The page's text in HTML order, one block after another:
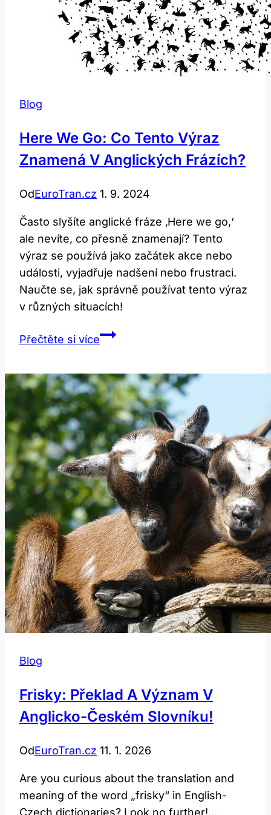
Blog
Here We Go: Co Tento Výraz
Znamená V Anglických Frázích?
OdEuroTran.cz 1. 9. 2024
Často slyšíte anglické fráze ‚Here we go,‘
ale nevíte, co přesně znamenají? Tento
výraz se používá jako začátek akce nebo
události, vyjadřuje nadšení nebo frustraci.
Naučte se, jak správně používat tento výraz
v různých situacích!
Přečtěte si víceHere
Co
tento
výraz
znamená
v
anglických
frázích?
Blog
Frisky: Překlad A Význam V
Anglicko-Českém Slovníku!
OdEuroTran.cz 11. 1. 2026
Are you curious about the translation and
meaning of the word „frisky“ in English-
Czech dictionaries? Look no further!…